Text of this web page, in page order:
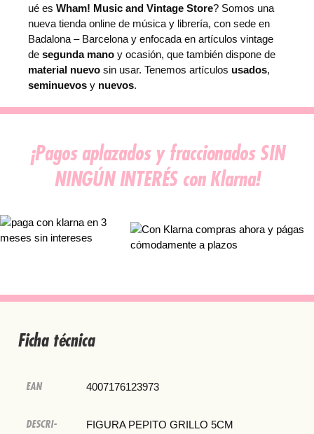
ué es Wham! Music and Vintage Store? Somos una
nueva tienda online de música y librería, con sede en
Badalona – Barcelona y enfocada en artículos vintage
de segunda mano y ocasión, que también dispone de
material nuevo sin usar. Tenemos artículos usados,
seminuevos y nuevos.
¡Pagos aplazados y fraccionados SIN
NINGÚN INTERÉS con Klarna!
Ficha técnica
EAN 4007176123973
DESCRI-
FIGURA PEPITO GRILLO 5CM